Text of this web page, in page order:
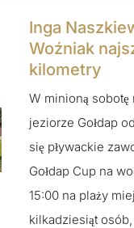
Inga
Woźniak
kilometry
W minioną sobotę
jeziorze Gołdap
się pływackie
Gołdap Cup na
15:00 na plaży
kilkadziesiąt